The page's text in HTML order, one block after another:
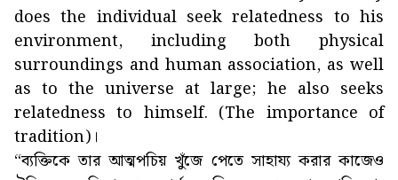
does the individual seek relatedness to his
environment, including both physical
surroundings and human association, as well
as to the universe at large; he also seeks
relatedness to himself. (The importance of
tradition)।
“ব্যক্তিকে তার আত্মপচিয় খুঁজে পেতে সাহায্য করার কাজেও